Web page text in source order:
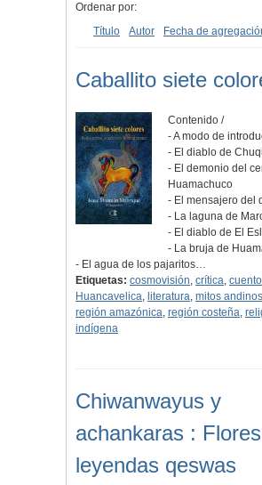
Ordenar por:
Título
Autor Fecha de
Caballito siete
Contenido /
- A modo de
- El diablo de
- El demonio del
Huamachuco
- El mensajero del
- La laguna de
- El diablo de El
- La bruja de
- El agua de los pajaritos…
Etiquetas: cosmovisión, crítica, cuento
Huancavelica, literatura, mitos andinos
región amazónica, región costeña,
indígena
Chiwanwayus y
achankaras :
leyendas qeswas